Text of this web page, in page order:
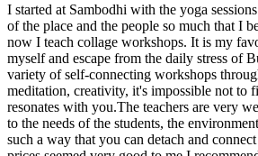
I started at Sambodhi with the yoga
of the place and the people so much that I
now I teach collage workshops. It is my
myself and escape from the daily stress of
variety of self-connecting workshops
meditation, creativity, it's impossible not to
resonates with you.The teachers are very
to the needs of the students, the
such a way that you can detach and